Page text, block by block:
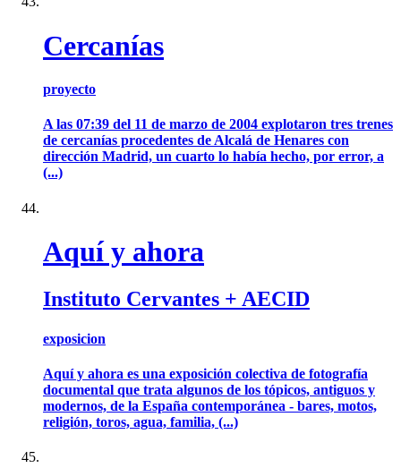
Cercanías
proyecto
A las 07:39 del 11 de marzo de 2004 explotaron tres trenes
de cercanías procedentes de Alcalá de Henares con
dirección Madrid, un cuarto lo había hecho, por error, a
(...)
Aquí y ahora
Instituto Cervantes + AECID
exposicion
Aquí y ahora es una exposición colectiva de fotografía
documental que trata algunos de los tópicos, antiguos y
modernos, de la España contemporánea - bares, motos,
religión, toros, agua, familia, (...)